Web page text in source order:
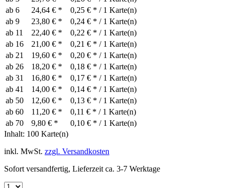
ab 6 24,64 € *
0,25 € * / 1 Karte(n)
ab 9 23,80 € *
0,24 € * / 1 Karte(n)
ab 11 22,40 € *
0,22 € * / 1 Karte(n)
ab 16 21,00 € *
0,21 € * / 1 Karte(n)
ab 21 19,60 € *
0,20 € * / 1 Karte(n)
ab 26 18,20 € *
0,18 € * / 1 Karte(n)
ab 31 16,80 € *
0,17 € * / 1 Karte(n)
ab 41 14,00 € *
0,14 € * / 1 Karte(n)
ab 50 12,60 € *
0,13 € * / 1 Karte(n)
ab 60 11,20 € *
0,11 € * / 1 Karte(n)
ab 70 9,80 € *
0,10 € * / 1 Karte(n)
Inhalt: 100 Karte(n)
inkl. MwSt. zzgl. Versandkosten
Sofort versandfertig, Lieferzeit ca. 3-7 Werktage